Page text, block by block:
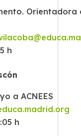
Orientadora
h
a ACNEES
h